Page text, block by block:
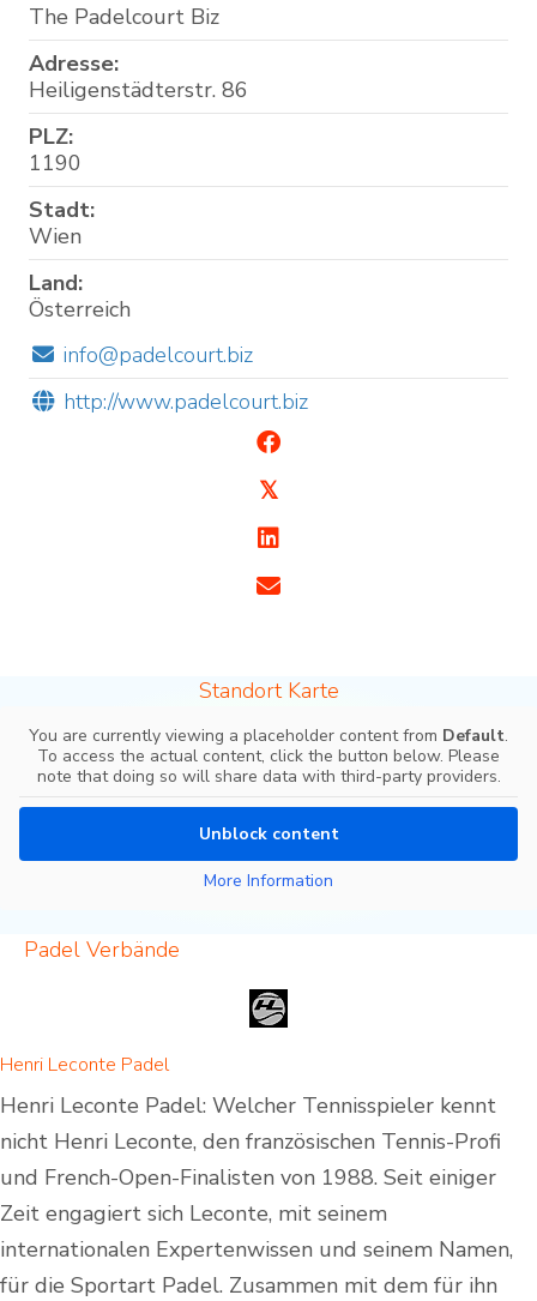
The Padelcourt Biz
Adresse:
Heiligenstädterstr. 86
PLZ:
1190
Stadt:
Wien
Land:
Österreich
info@padelcourt.biz
http://www.padelcourt.biz
𝕏
Standort Karte
You are currently viewing a placeholder content from Default.
To access the actual content, click the button below. Please
note that doing so will share data with third-party providers.
Unblock content
More Information
Padel Verbände
Henri Leconte Padel
Henri Leconte Padel: Welcher Tennisspieler kennt
nicht Henri Leconte, den französischen Tennis-Profi
und French-Open-Finalisten von 1988. Seit einiger
Zeit engagiert sich Leconte, mit seinem
internationalen Expertenwissen und seinem Namen,
für die Sportart Padel. Zusammen mit dem für ihn